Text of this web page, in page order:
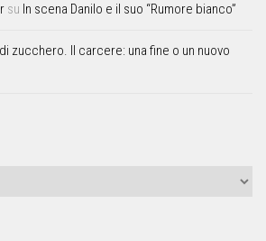
su In scena Danilo e il suo “Rumore bianco”
zucchero. Il carcere: una fine o un nuovo